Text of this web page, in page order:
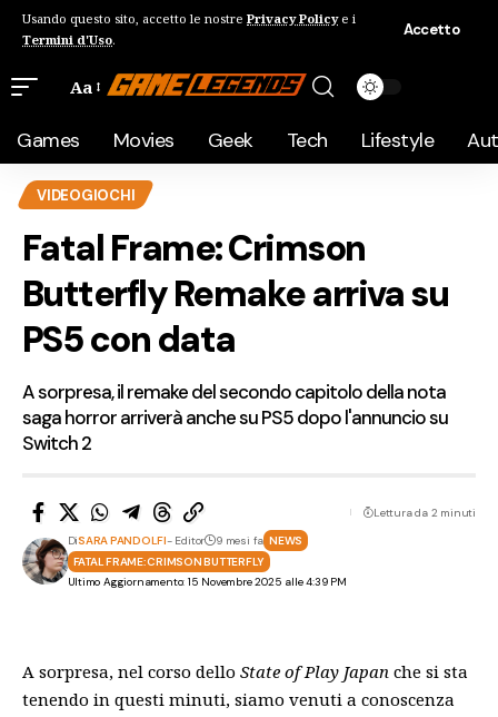
Usando questo sito, accetto le nostre Privacy Policye i
Termini d'Uso.
Accetto
Aa
Games Movies Geek Tech Lifestyle
VIDEOGIOCHI
Fatal Frame: Crimson
Butterfly Remake arriva su
PS5 con data
A sorpresa, il remake del secondo capitolo della nota
saga horror arriverà anche su PS5 dopo l'annuncio su
Switch 2
Ultimo Aggiornamento: 15 Novembre 2025 alle 4:39 PM
DiSARA PANDOLFI- Editor 9 mesi fa NEWS
FATAL FRAME: CRIMSON BUTTERFLY
Lettura da 2 minuti
A sorpresa, nel corso dello State of Play Japan che si sta
tenendo in questi minuti, siamo venuti a conoscenza